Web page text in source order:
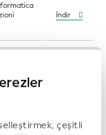
çeşitli
İndir